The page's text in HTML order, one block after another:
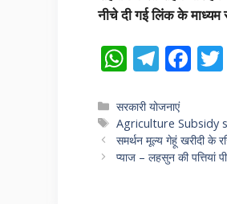
नीचे दी गई लिंक के
W
at
s
A
T
e
gr
a
F
e
b
o
Categories
सरकारी योजनाएं
Tags
Agriculture Subsidy
समर्थन मूल्य गेहूं खरीदी के
प्याज – लहसुन की पत्तियां